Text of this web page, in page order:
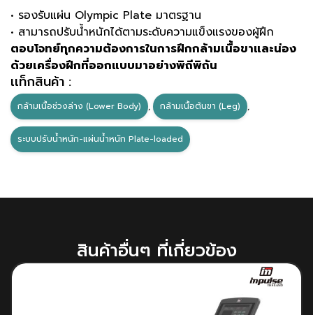
• รองรับแผ่น Olympic Plate มาตรฐาน
• สามารถปรับน้ำหนักได้ตามระดับความแข็งแรงของผู้ฝึก
ตอบโจทย์ทุกความต้องการในการฝึกกล้ามเนื้อขาและน่อง
ด้วยเครื่องฝึกที่ออกแบบมาอย่างพิถีพิถัน
เเท็กสินค้า :
กล้ามเนื้อช่วงล่าง (Lower Body) , กล้ามเนื้อต้นขา (Leg) ,
ระบบปรับน้ำหนัก-แผ่นน้ำหนัก Plate-loaded
สินค้าอื่นๆ ที่เกี่ยวข้อง